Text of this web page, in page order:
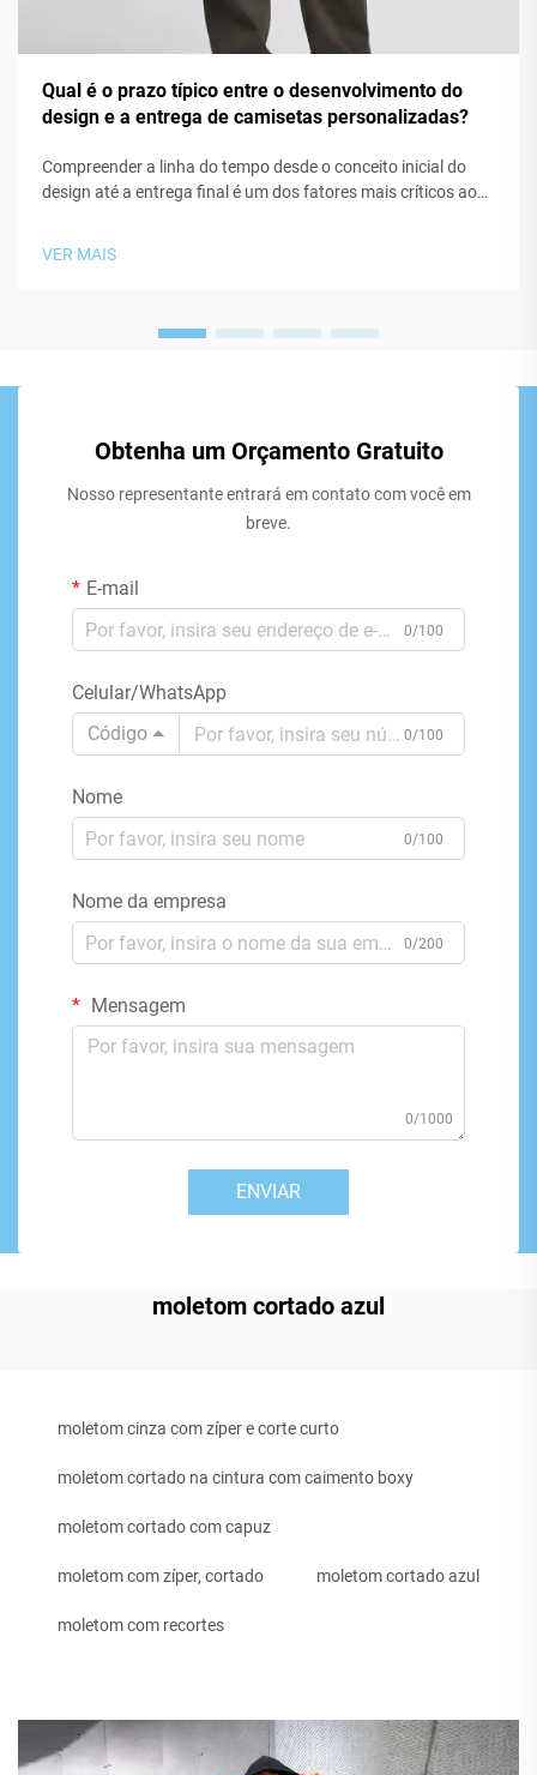
Qual é o prazo típico entre o desenvolvimento do
design e a entrega de camisetas personalizadas?
Compreender a linha do tempo desde o conceito inicial do
design até a entrega final é um dos fatores mais críticos ao
VER MAIS
Obtenha um Orçamento Gratuito
Nosso representante entrará em contato com você em
breve.
E-mail
0/100
Celular/WhatsApp
Código
0/100
Nome
0/100
Nome da empresa
0/200
Mensagem
0/1000
ENVIAR
moletom cortado azul
moletom cinza com zíper e corte curto
moletom cortado na cintura com caimento boxy
moletom cortado com capuz
moletom com zíper, cortado moletom cortado azul
moletom com recortes